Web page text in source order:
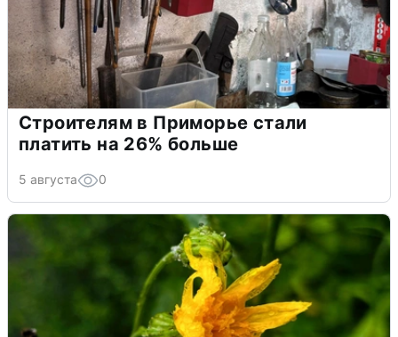
Строителям в Приморье стали
платить на 26% больше
5 августа 0